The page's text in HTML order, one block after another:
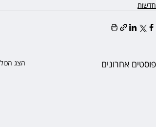
חדשות
פוסטים אחרונים הצג הכול